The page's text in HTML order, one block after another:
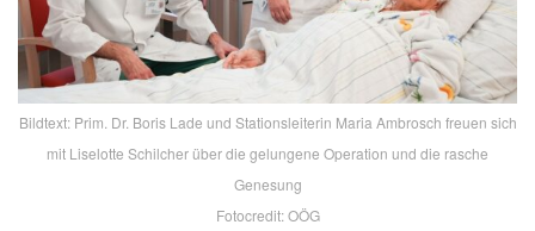
Bildtext: Prim. Dr. Boris Lade und Stationsleiterin Maria Ambrosch freuen sich
mit Liselotte Schilcher über die gelungene Operation und die rasche
Genesung
Fotocredit: OÖG